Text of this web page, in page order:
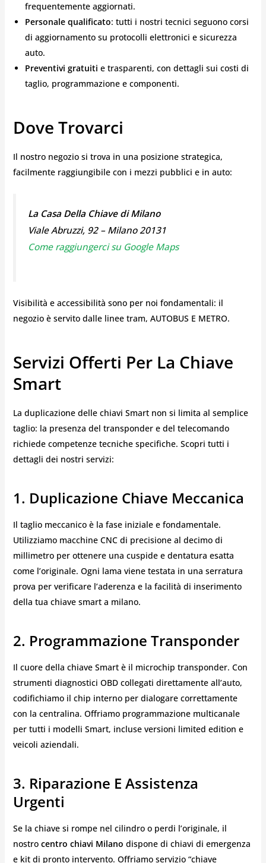
frequentemente aggiornati.
Personale qualificato: tutti i nostri tecnici seguono corsi
di aggiornamento su protocolli elettronici e sicurezza
auto.
Preventivi gratuiti e trasparenti, con dettagli sui costi di
taglio, programmazione e componenti.
Dove Trovarci
Il nostro negozio si trova in una posizione strategica,
facilmente raggiungibile con i mezzi pubblici e in auto:
La Casa Della Chiave di Milano
Viale Abruzzi, 92 – Milano 20131
Come raggiungerci su Google Maps
Visibilità e accessibilità sono per noi fondamentali: il
negozio è servito dalle linee tram, AUTOBUS E METRO.
Servizi Offerti Per La Chiave
Smart
La duplicazione delle chiavi Smart non si limita al semplice
taglio: la presenza del transponder e del telecomando
richiede competenze tecniche specifiche. Scopri tutti i
dettagli dei nostri servizi:
1. Duplicazione Chiave Meccanica
Il taglio meccanico è la fase iniziale e fondamentale.
Utilizziamo macchine CNC di precisione al decimo di
millimetro per ottenere una cuspide e dentatura esatta
come l’originale. Ogni lama viene testata in una serratura
prova per verificare l’aderenza e la facilità di inserimento
della tua chiave smart a milano.
2. Programmazione Transponder
Il cuore della chiave Smart è il microchip transponder. Con
strumenti diagnostici OBD collegati direttamente all’auto,
codifichiamo il chip interno per dialogare correttamente
con la centralina. Offriamo programmazione multicanale
per tutti i modelli Smart, incluse versioni limited edition e
veicoli aziendali.
3. Riparazione E Assistenza
Urgenti
Se la chiave si rompe nel cilindro o perdi l’originale, il
nostro centro chiavi Milano dispone di chiavi di emergenza
e kit di pronto intervento. Offriamo servizio “chiave